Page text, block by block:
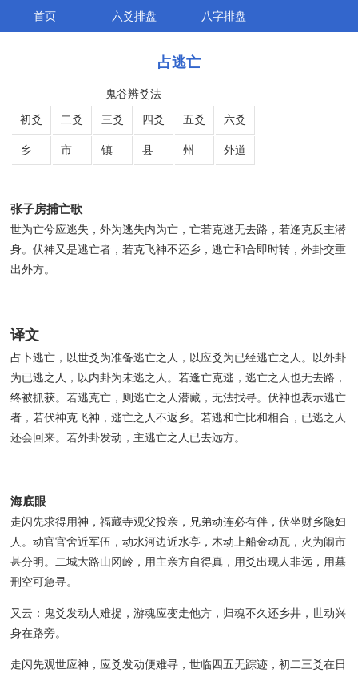
首页 六爻排盘 八字排盘
占逃亡
鬼谷辨爻法
初爻
二爻 三爻 四爻 五爻 六爻
乡 市 镇 县 州 外道
张子房捕亡歌
世为亡兮应逃失，外为逃失内为亡，亡若克逃无去路，若逢克反主潜
身。伏神又是逃亡者，若克飞神不还乡，逃亡和合即时转，外卦交重
出外方。
译文
占卜逃亡，以世爻为准备逃亡之人，以应爻为已经逃亡之人。以外卦
为已逃之人，以内卦为未逃之人。若逢亡克逃，逃亡之人也无去路，
终被抓获。若逃克亡，则逃亡之人潜藏，无法找寻。伏神也表示逃亡
者，若伏神克飞神，逃亡之人不返乡。若逃和亡比和相合，已逃之人
还会回来。若外卦发动，主逃亡之人已去远方。
海底眼
走闪先求得用神，福藏寺观父投亲，兄弟动连必有伴，伏坐财乡隐妇
人。动官官舍近军伍，动水河边近水亭，木动上船金动瓦，火为闹市
甚分明。二城大路山冈岭，用主亲方自得真，用爻出现人非远，用墓
刑空可急寻。
又云：鬼爻发动人难捉，游魂应变走他方，归魂不久还乡井，世动兴
身在路旁。
走闪先观世应神，应爻发动便难寻，世临四五无踪迹，初二三爻在日